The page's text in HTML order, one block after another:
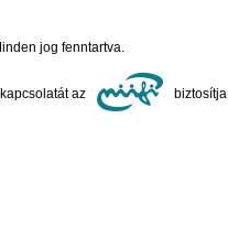
jog fenntartva.
az biztosítja